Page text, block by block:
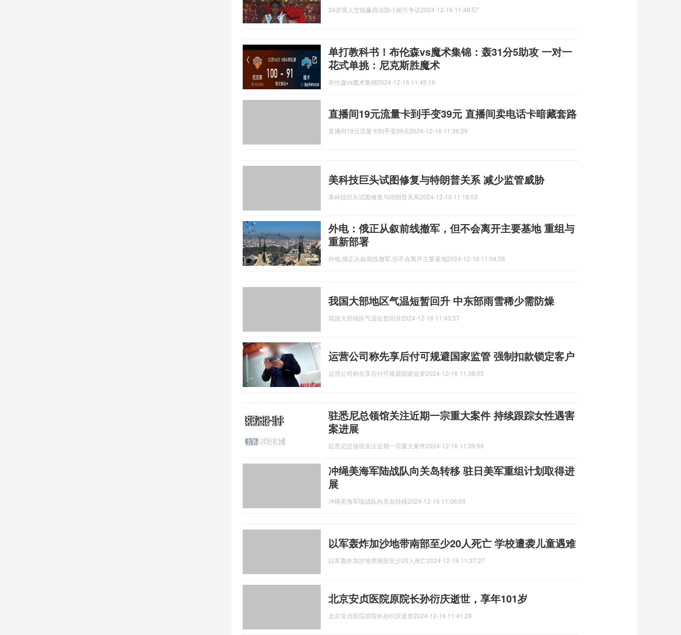
34岁黑人空姐赢得法国小姐引争议2024-12-16 11:48:57
单打教科书！布伦森vs魔术集锦：轰31分5助攻 一对一
花式单挑：尼克斯胜魔术
布伦森vs魔术集锦2024-12-16 11:45:16
直播间19元流量卡到手变39元 直播间卖电话卡暗藏套路
直播间19元流量卡到手变39元2024-12-16 11:36:29
美科技巨头试图修复与特朗普关系 减少监管威胁
美科技巨头试图修复与特朗普关系2024-12-16 11:18:53
外电：俄正从叙前线撤军，但不会离开主要基地 重组与
重新部署
外电,俄正从叙前线撤军,但不会离开主要基地2024-12-16 11:04:38
我国大部地区气温短暂回升 中东部雨雪稀少需防燥
我国大部地区气温短暂回升2024-12-16 11:43:37
运营公司称先享后付可规避国家监管 强制扣款锁定客户
运营公司称先享后付可规避国家监管2024-12-16 11:38:05
驻悉尼总领馆关注近期一宗重大案件 持续跟踪女性遇害
案进展
驻悉尼总领馆关注近期一宗重大案件2024-12-16 11:39:59
冲绳美海军陆战队向关岛转移 驻日美军重组计划取得进
展
冲绳美海军陆战队向关岛转移2024-12-16 11:06:00
以军轰炸加沙地带南部至少20人死亡 学校遭袭儿童遇难
以军轰炸加沙地带南部至少20人死亡2024-12-16 11:37:27
北京安贞医院原院长孙衍庆逝世，享年101岁
北京安贞医院原院长孙衍庆逝世2024-12-16 11:41:28